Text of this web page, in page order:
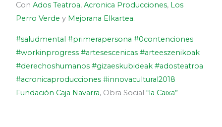
ConAdos Teatroa,Acronica Producciones, Los
Perro Verde y Mejorana Elkartea.
#saludmental #primerapersona #0contenciones
#workinprogress #artesescenicas #arteeszenikoak
#derechoshumanos #gizaeskubideak #adosteatroa
#acronicaproducciones #innovacultural2018
Fundación Caja Navarra, Obra Social“la Caixa”